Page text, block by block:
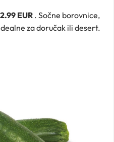
2.99 EUR . Sočne borovnice,
za doručak ili desert.